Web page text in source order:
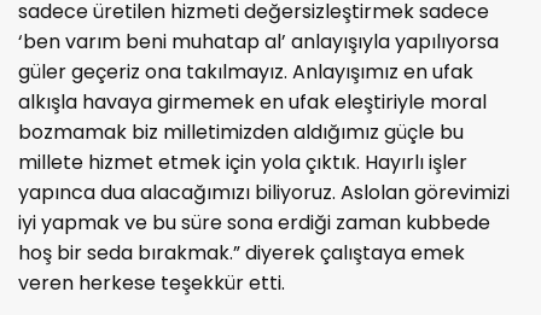
sadece üretilen hizmeti değersizleştirmek sadece
‘ben varım beni muhatap al’ anlayışıyla yapılıyorsa
güler geçeriz ona takılmayız. Anlayışımız en ufak
alkışla havaya girmemek en ufak eleştiriyle moral
bozmamak biz milletimizden aldığımız güçle bu
millete hizmet etmek için yola çıktık. Hayırlı işler
yapınca dua alacağımızı biliyoruz. Aslolan görevimizi
iyi yapmak ve bu süre sona erdiği zaman kubbede
hoş bir seda bırakmak.” diyerek çalıştaya emek
veren herkese teşekkür etti.